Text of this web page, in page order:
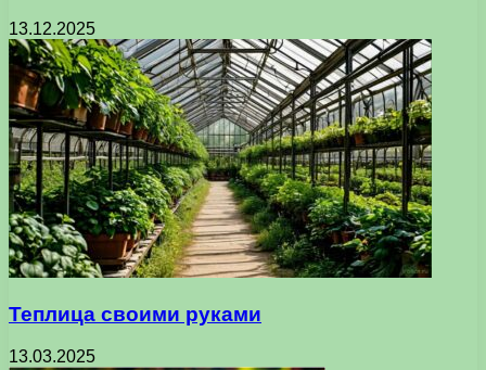
13.12.2025
Теплица своими руками
13.03.2025